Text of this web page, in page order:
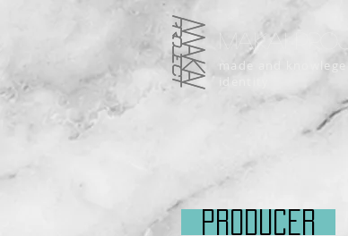
MAKAI
made and knowlege
identity
PRODUCER